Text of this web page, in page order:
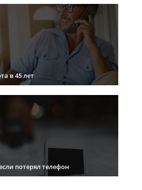
в 45 лет
потерял телефон